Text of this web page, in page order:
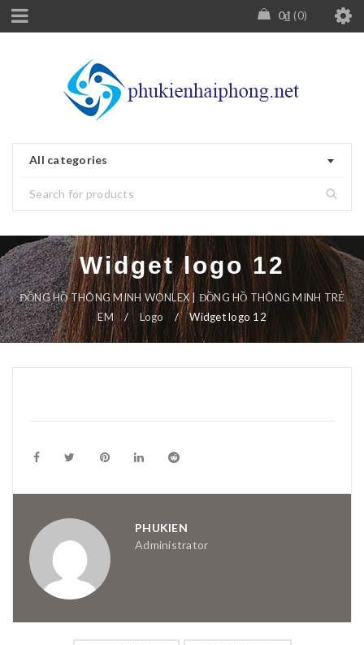
0₫ 0
All categories
Widget logo 12
ĐỒNG HỒ THÔNG MINH WONLEX | ĐỒNG HỒ THÔNG MINH TRẺ
EM
/ Logo / Widget logo 12
PHUKIEN
Administrator